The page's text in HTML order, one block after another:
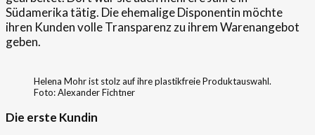
Südamerika tätig. Die ehemalige Disponentin möchte
ihren Kunden volle Transparenz zu ihrem Warenangebot
geben.
Helena Mohr ist stolz auf ihre plastikfreie Produktauswahl.
Foto: Alexander Fichtner
Die erste Kundin